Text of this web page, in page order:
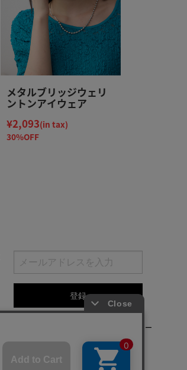
メタルブリッジウェリ
ントンアイウェア
¥2,093(in tax)
30%OFF
プライバシーポリシー
に同意されたものとみなします。